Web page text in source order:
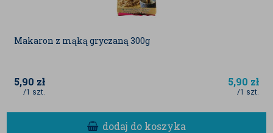
Makaron z mąką gryczaną 300g
5,90 zł
/1 szt.
5,90 zł
/1 szt.
dodaj do koszyka